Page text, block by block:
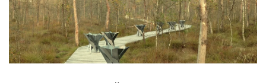
Încălzitoare terasă electrice
Accesorii grătare și vetre de foc
Accesorii șemineu și decorațiuni
interior